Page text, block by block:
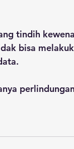
tindih
bisa